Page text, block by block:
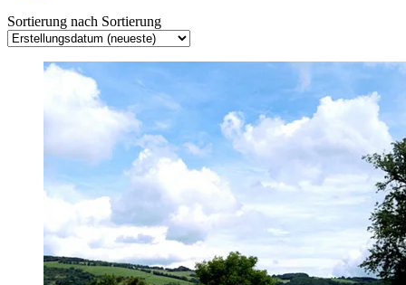
Sortierung nach Sortierung